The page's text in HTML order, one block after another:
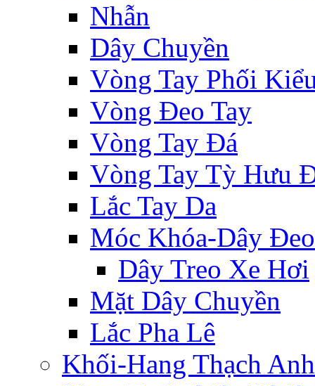
Nhẫn
Dây Chuyền
Vòng Tay Phối
Vòng Đeo Tay
Vòng Tay Đá
Vòng Tay Tỳ Hưu
Lắc Tay Da
Móc Khóa-Dây Đeo
Dây Treo Xe Hơi
Mặt Dây Chuyền
Lắc Pha Lê
Khối-Hang Thạch Anh